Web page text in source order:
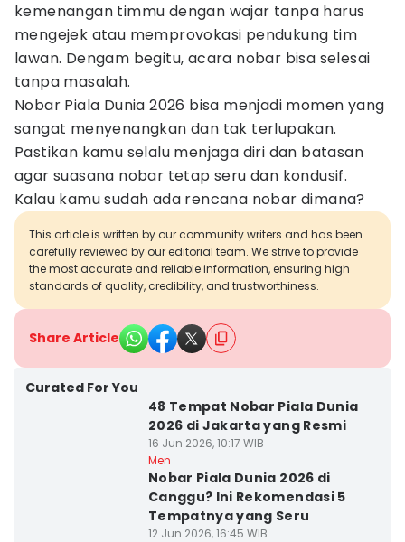
kemenangan timmu dengan wajar tanpa harus
mengejek atau memprovokasi pendukung tim
lawan. Dengam begitu, acara nobar bisa selesai
tanpa masalah.
Nobar Piala Dunia 2026 bisa menjadi momen yang
sangat menyenangkan dan tak terlupakan.
Pastikan kamu selalu menjaga diri dan batasan
agar suasana nobar tetap seru dan kondusif.
Kalau kamu sudah ada rencana nobar dimana?
This article is written by our community writers and has been
carefully reviewed by our editorial team. We strive to provide
the most accurate and reliable information, ensuring high
standards of quality, credibility, and trustworthiness.
Share Article
Curated For You
48 Tempat Nobar Piala Dunia
2026 di Jakarta yang Resmi
16 Jun 2026, 10:17 WIB
Men
Nobar Piala Dunia 2026 di
Canggu? Ini Rekomendasi 5
Tempatnya yang Seru
12 Jun 2026, 16:45 WIB